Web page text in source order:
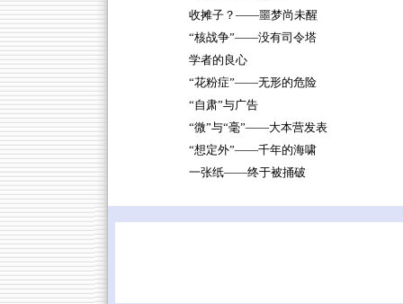
收摊子？——噩梦尚未醒
“核战争”——没有司令塔
学者的良心
“花粉症”——无形的危险
“自肃”与广告
“微”与“毫”——大本营发表
“想定外”——千年的海啸
一张纸——终于被捅破